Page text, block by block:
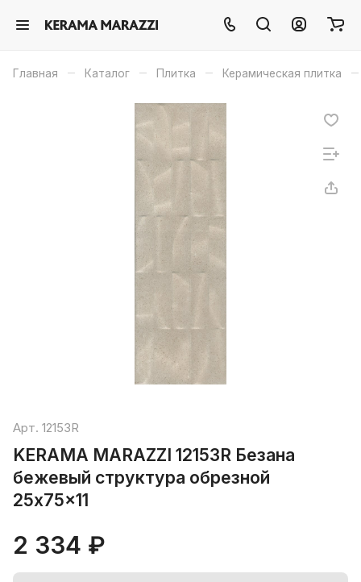
Главная – Каталог – Плитка – Керамическая плитка –
Арт. 12153R
KERAMA MARAZZI 12153R Безана
бежевый структура обрезной
25x75x11
2 334 ₽